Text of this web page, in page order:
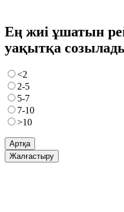
Ең жиі ұшатын
уақытқа
<2
2-5
5-7
7-10
>10
Артқа
Жалғастыру